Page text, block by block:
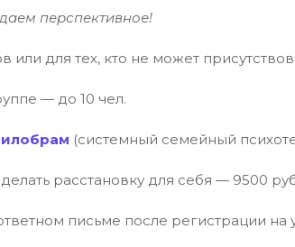
перспективное!
или для тех, кто не может
— до 10 чел.
(системный семейный
расстановку для себя — 9500
письме после регистрации на